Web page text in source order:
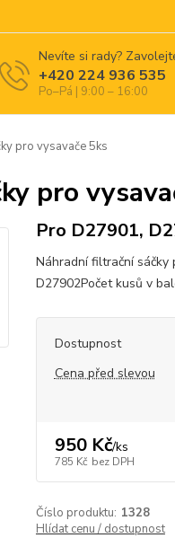
Nevíte si rady?
+420 224 936 535
Po–Pá | 9:00 – 16:00
pro vysavače 5ks
pro
Pro D27901,
Náhradní filtrační sáčky
D27902Počet kusů v
Dostupnost
Cena před slevou
950 Kč/ks
785 Kč bez DPH
Číslo produktu: 1328
Hlídat cenu / dostupnost